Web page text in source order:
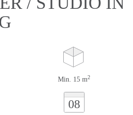
Min. 15 m2
08